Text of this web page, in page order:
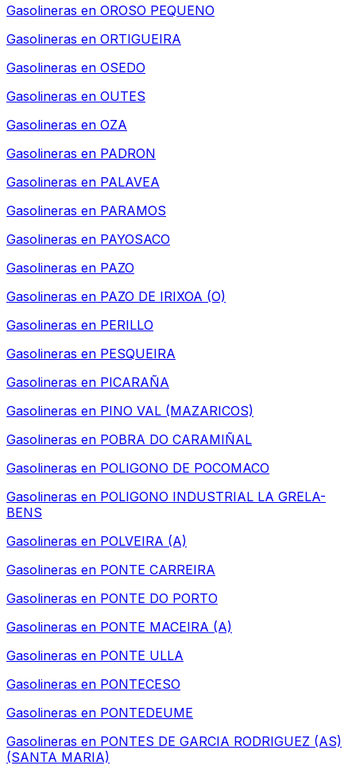
Gasolineras en OROSO PEQUENO
Gasolineras en ORTIGUEIRA
Gasolineras en OSEDO
Gasolineras en OUTES
Gasolineras en OZA
Gasolineras en PADRON
Gasolineras en PALAVEA
Gasolineras en PARAMOS
Gasolineras en PAYOSACO
Gasolineras en PAZO
Gasolineras en PAZO DE IRIXOA (O)
Gasolineras en PERILLO
Gasolineras en PESQUEIRA
Gasolineras en PICARAÑA
Gasolineras en PINO VAL (MAZARICOS)
Gasolineras en POBRA DO CARAMIÑAL
Gasolineras en POLIGONO DE POCOMACO
Gasolineras en POLIGONO INDUSTRIAL LA GRELA-
BENS
Gasolineras en POLVEIRA (A)
Gasolineras en PONTE CARREIRA
Gasolineras en PONTE DO PORTO
Gasolineras en PONTE MACEIRA (A)
Gasolineras en PONTE ULLA
Gasolineras en PONTECESO
Gasolineras en PONTEDEUME
Gasolineras en PONTES DE GARCIA RODRIGUEZ (AS)
(SANTA MARIA)